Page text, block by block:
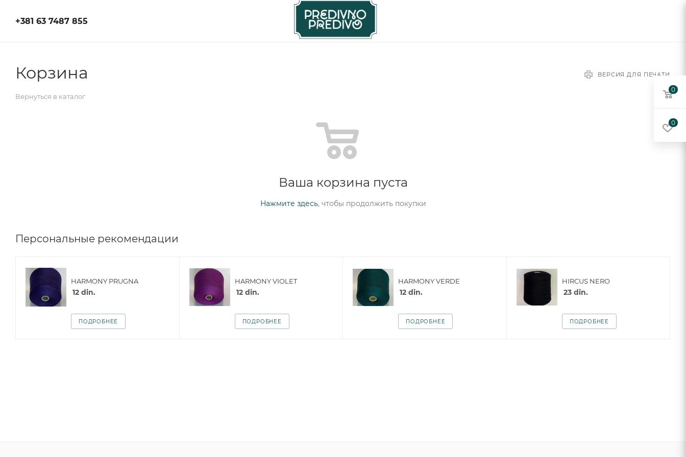
+381 63 7487 855
ВЕРСИЯ ДЛЯ ПЕЧАТИ
Корзина
Вернуться в каталог
Ваша корзина пуста
Нажмите здесь, чтобы продолжить покупки
Персональные рекомендации
HARMONY PRUGNA
12din.
ПОДРОБНЕЕ
HARMONY VIOLET
12din.
ПОДРОБНЕЕ
HARMONY VERDE
12 din.
ПОДРОБНЕЕ
HIRCUS NERO
23din.
ПОДРОБНЕЕ
0
0